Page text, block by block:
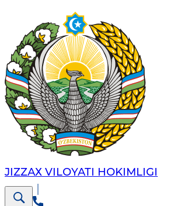
JIZZАХ VILОYATI HОKIMLIGI